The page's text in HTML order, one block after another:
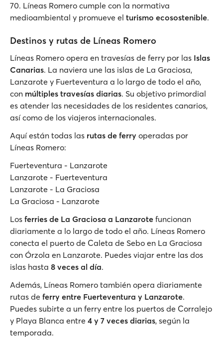
70. Líneas Romero cumple con la normativa
medioambiental y promueve el turismo ecosostenible.
Destinos y rutas de Líneas Romero
Líneas Romero opera en travesías de ferry por las Islas
Canarias. La naviera une las islas de La Graciosa,
Lanzarote y Fuerteventura a lo largo de todo el año,
con múltiples travesías diarias. Su objetivo primordial
es atender las necesidades de los residentes canarios,
así como de los viajeros internacionales.
Aquí están todas las rutas de ferry operadas por
Líneas Romero:
Fuerteventura - Lanzarote
Lanzarote - Fuerteventura
Lanzarote - La Graciosa
La Graciosa - Lanzarote
Los ferries de La Graciosa a Lanzarote funcionan
diariamente a lo largo de todo el año. Líneas Romero
conecta el puerto de Caleta de Sebo en La Graciosa
con Órzola en Lanzarote. Puedes viajar entre las dos
islas hasta 8 veces al día.
Además, Líneas Romero también opera diariamente
rutas de ferry entre Fuerteventura y Lanzarote.
Puedes subirte a un ferry entre los puertos de Corralejo
y Playa Blanca entre 4 y 7 veces diarias, según la
temporada.